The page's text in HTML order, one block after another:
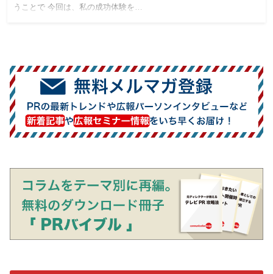
うことで 今回は、私の成功体験を…